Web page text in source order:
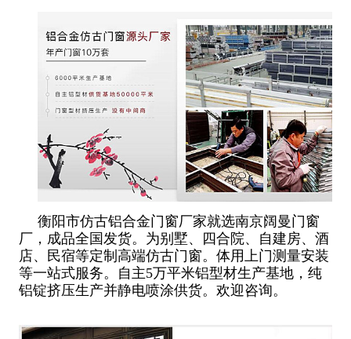
衡阳市仿古铝合金门窗厂家就选南京阔曼门窗
厂，成品全国发货。为别墅、四合院、自建房、酒
店、民宿等定制高端仿古门窗。体用上门测量安装
等一站式服务。自主5万平米铝型材生产基地，纯
铝锭挤压生产并静电喷涂供货。欢迎咨询。